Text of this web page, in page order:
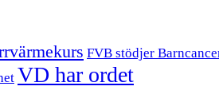
FVB stödjer
VD har ordet